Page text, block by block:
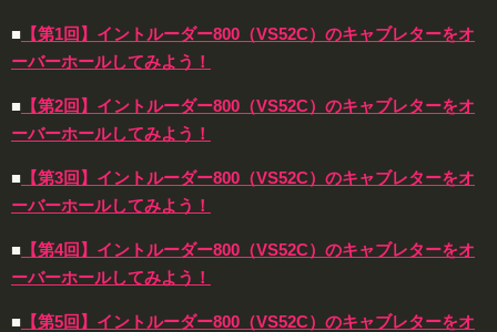
■ 【第1回】イントルーダー800（VS52C）のキャブレターをオ
ーバーホールしてみよう！
■ 【第2回】イントルーダー800（VS52C）のキャブレターをオ
ーバーホールしてみよう！
■ 【第3回】イントルーダー800（VS52C）のキャブレターをオ
ーバーホールしてみよう！
■ 【第4回】イントルーダー800（VS52C）のキャブレターをオ
ーバーホールしてみよう！
■ 【第5回】イントルーダー800（VS52C）のキャブレターをオ